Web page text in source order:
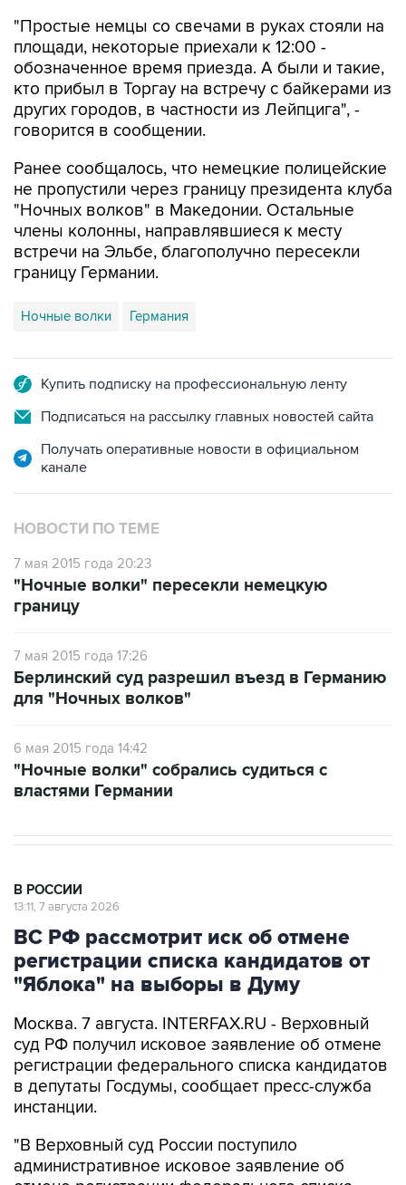
"Простые немцы со свечами в руках стояли на
площади, некоторые приехали к 12:00 -
обозначенное время приезда. А были и такие,
кто прибыл в Торгау на встречу с байкерами из
других городов, в частности из Лейпцига", -
говорится в сообщении.
Ранее сообщалось, что немецкие полицейские
не пропустили через границу президента клуба
"Ночных волков" в Македонии. Остальные
члены колонны, направлявшиеся к месту
встречи на Эльбе, благополучно пересекли
границу Германии.
Ночные волки Германия
Купить подписку на профессиональную ленту
Подписаться на рассылку главных новостей сайта
Получать оперативные новости в официальном
канале
НОВОСТИ ПО ТЕМЕ
7 мая 2015 года 20:23
"Ночные волки" пересекли немецкую
границу
7 мая 2015 года 17:26
Берлинский суд разрешил въезд в Германию
для "Ночных волков"
6 мая 2015 года 14:42
"Ночные волки" собрались судиться с
властями Германии
В РОССИИ
13:11, 7 августа 2026
ВС РФ рассмотрит иск об отмене
регистрации списка кандидатов от
"Яблока" на выборы в Думу
Москва. 7 августа. INTERFAX.RU - Верховный
суд РФ получил исковое заявление об отмене
регистрации федерального списка кандидатов
в депутаты Госдумы, сообщает пресс-служба
инстанции.
"В Верховный суд России поступило
административное исковое заявление об